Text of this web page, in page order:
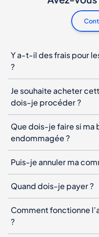
Y a-t-il des frais pour
?
Je souhaite acheter
dois-je procéder ?
Que dois-je faire si ma
endommagée ?
Puis-je annuler ma
Quand dois-je payer ?
Comment fonctionne
?